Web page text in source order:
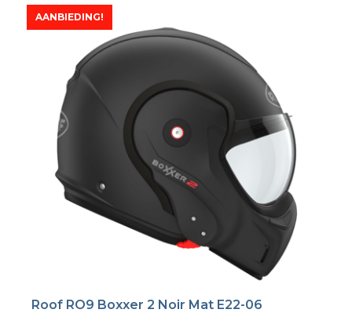
AANBIEDING!
Roof RO9 Boxxer 2 Noir Mat E22-06